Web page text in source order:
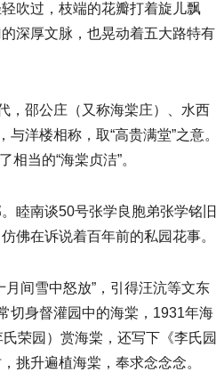
吹过，枝端的花瓣打着旋儿飘
深厚文脉，也晃动着五大路特有
，邵公庄（又称海棠庄）、水西
洋楼相称，取“高贵满堂”之意。
当的“海棠贞洁”。
睦南谈50号张学良胞弟张学铭旧
佛在诉说着百年前的私园花事。
间雪中怒放”，引得汪沆等文东
切身督灌园中的海棠，1931年海
荣园）赏海棠，还写下《李氏园
挑升遍植海棠，奉求念念念。